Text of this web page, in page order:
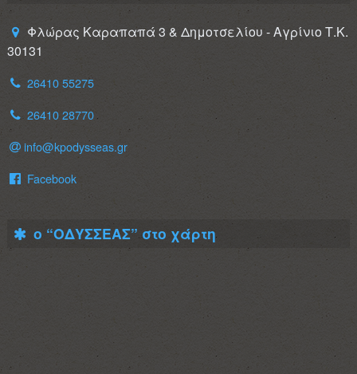
Φλώρας Καραπαπά 3 & Δημοτσελίου - Αγρίνιο Τ.Κ.
30131
26410 55275
26410 28770
info@kpodysseas.gr
Facebook
ο “ΟΔΥΣΣΕΑΣ” στο χάρτη